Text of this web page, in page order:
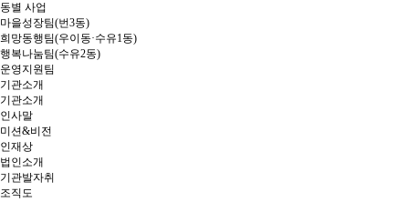
동별 사업
마을성장팀(번3동)
희망동행팀(우이동·수유1동)
행복나눔팀(수유2동)
운영지원팀
기관소개
기관소개
인사말
미션&비전
인재상
법인소개
기관발자취
조직도